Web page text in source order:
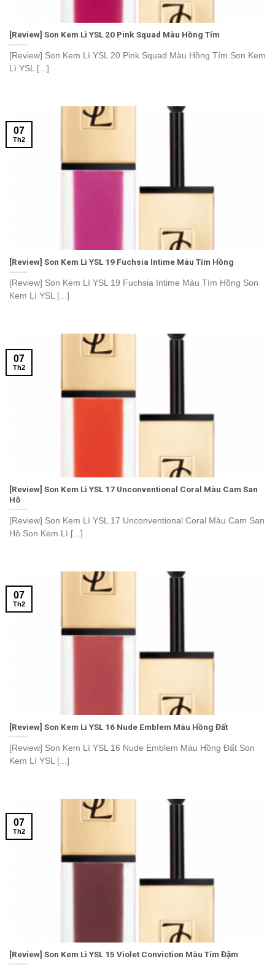
[Review] Son Kem Lì YSL 20 Pink Squad Màu Hồng Tím
[Review] Son Kem Lì YSL 20 Pink Squad Màu Hồng Tím Son Kem
Lì YSL [...]
[Review] Son Kem Lì YSL 19 Fuchsia Intime Màu Tím Hồng
[Review] Son Kem Lì YSL 19 Fuchsia Intime Màu Tím Hồng Son
Kem Lì YSL [...]
07
Th2
[Review] Son Kem Lì YSL 17 Unconventional Coral Màu Cam San
Hô
[Review] Son Kem Lì YSL 17 Unconventional Coral Màu Cam San
Hô Son Kem Lì [...]
07
Th2
[Review] Son Kem Lì YSL 16 Nude Emblem Màu Hồng Đất
[Review] Son Kem Lì YSL 16 Nude Emblem Màu Hồng Đất Son
Kem Lì YSL [...]
07
Th2
[Review] Son Kem Lì YSL 15 Violet Conviction Màu Tím Đậm
07
Th2